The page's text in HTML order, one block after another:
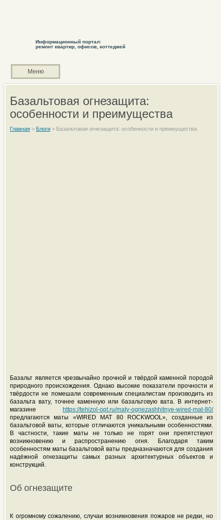
Информационный портал:
ремонт квартир, офисов, коттеджей
Меню
Базальтовая огнезащита:
особенности и преимущества
Главная> Блоги> Базальтовая огнезащита: особенности и преимущества
Базальт является чрезвычайно прочной и твёрдой каменной породой
природного происхождения. Однако высокие показатели прочности и
твёрдости не помешали современным специалистам производить из
базальта вату, точнее каменную или базальтовую вата. В интернет-
магазине
https://tehizol-opt.ru/maty-ognezashhitnye-wired-mat-80/
предлагаются маты «WIRED MAT 80 ROCKWOOL», созданные из
базальтовой ваты, которые отличаются уникальными особенностями.
В частности, такие маты не только не горят они препятствуют
возникновению и распространению огня. Благодаря таким
особенностям маты базальтовой ваты предназначаются для создания
надёжной огнезащиты самых разных архитектурных объектов и
конструкций.
Об огнезащите
К огромному сожалению, случаи возникновения пожаров не редки, но